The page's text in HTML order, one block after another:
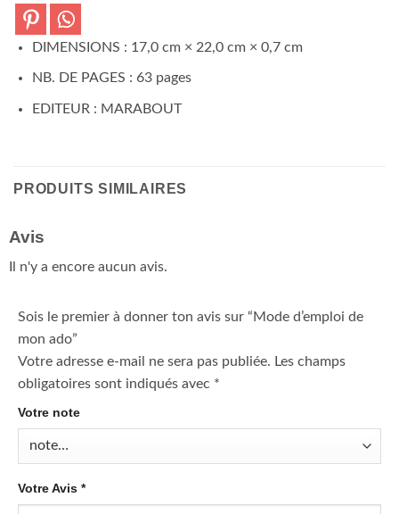
DIMENSIONS : 17,0 cm × 22,0 cm × 0,7 cm
NB. DE PAGES : 63 pages
EDITEUR : MARABOUT
PRODUITS SIMILAIRES
Avis
Il n'y a encore aucun avis.
Sois le premier à donner ton avis sur “Mode d’emploi de
mon ado”
Votre adresse e-mail ne sera pas publiée. Les champs
obligatoires sont indiqués avec *
Votre note
Votre Avis *